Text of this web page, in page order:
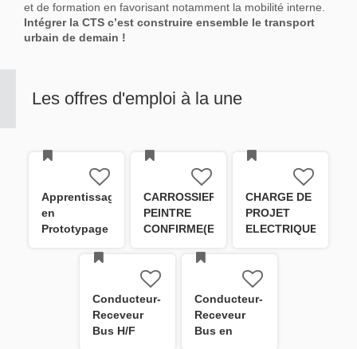
et de formation en favorisant notamment la mobilité interne.
Intégrer la CTS c’est construire ensemble le transport
urbain de demain !
Les offres d'emploi à la une
Apprentissage
en
Prototypage
Fabrication
CARROSSIER
PEINTRE
CONFIRME(E)
Kibitzenau
H/F
CHARGE DE
PROJET
ELECTRIQUE
systèmes
Conducteur-
Receveur
Bus H/F
Conducteur-
Receveur
Bus en